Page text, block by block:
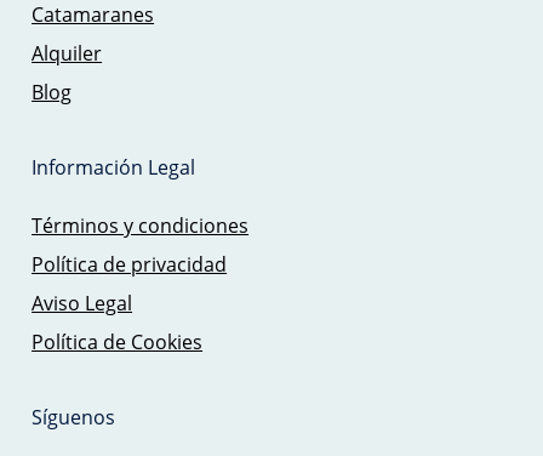
Catamaranes
Alquiler
Blog
Información Legal
Términos y condiciones
Política de privacidad
Aviso Legal
Política de Cookies
Síguenos